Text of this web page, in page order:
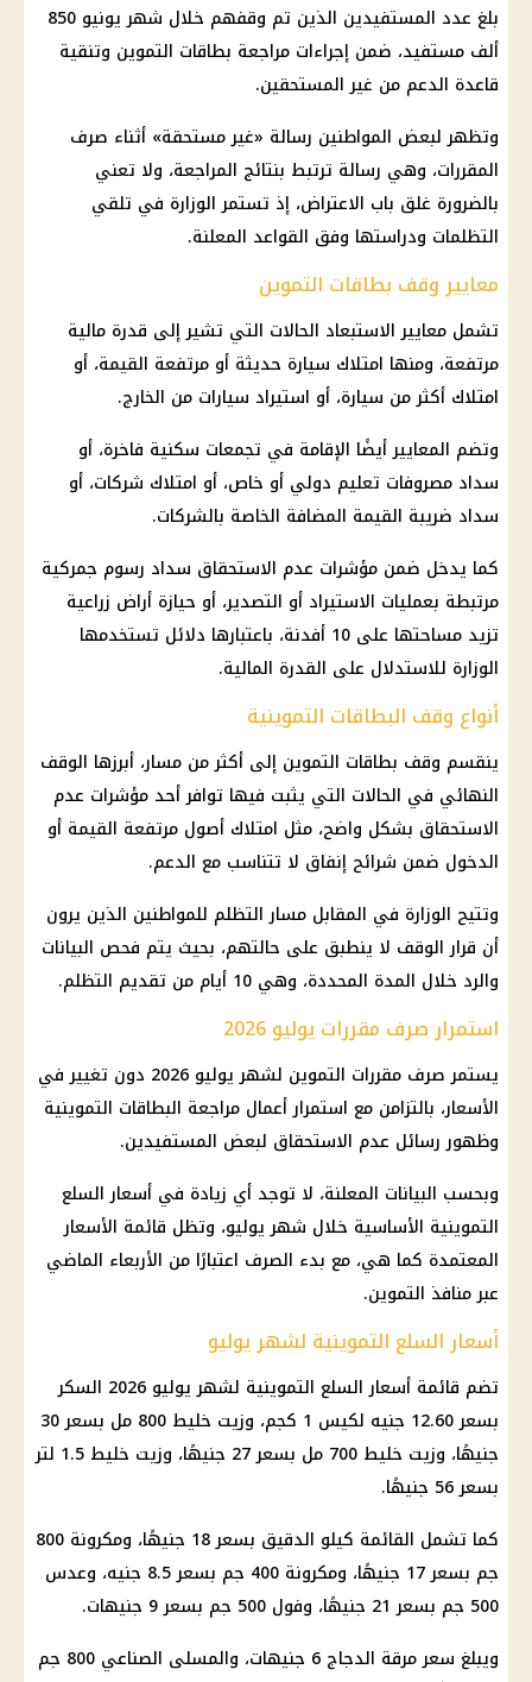
بلغ عدد المستفيدين الذين تم وقفهم خلال شهر يونيو 850
ألف مستفيد، ضمن إجراءات مراجعة بطاقات التموين وتنقية
قاعدة الدعم من غير المستحقين.
وتظهر لبعض المواطنين رسالة «غير مستحقة» أثناء صرف
المقررات، وهي رسالة ترتبط بنتائج المراجعة، ولا تعني
بالضرورة غلق باب الاعتراض، إذ تستمر الوزارة في تلقي
التظلمات ودراستها وفق القواعد المعلنة.
معايير وقف بطاقات التموين
تشمل معايير الاستبعاد الحالات التي تشير إلى قدرة مالية
مرتفعة، ومنها امتلاك سيارة حديثة أو مرتفعة القيمة، أو
امتلاك أكثر من سيارة، أو استيراد سيارات من الخارج.
وتضم المعايير أيضًا الإقامة في تجمعات سكنية فاخرة، أو
سداد مصروفات تعليم دولي أو خاص، أو امتلاك شركات، أو
سداد ضريبة القيمة المضافة الخاصة بالشركات.
كما يدخل ضمن مؤشرات عدم الاستحقاق سداد رسوم جمركية
مرتبطة بعمليات الاستيراد أو التصدير، أو حيازة أراض زراعية
تزيد مساحتها على 10 أفدنة، باعتبارها دلائل تستخدمها
الوزارة للاستدلال على القدرة المالية.
أنواع وقف البطاقات التموينية
ينقسم وقف بطاقات التموين إلى أكثر من مسار، أبرزها الوقف
النهائي في الحالات التي يثبت فيها توافر أحد مؤشرات عدم
الاستحقاق بشكل واضح، مثل امتلاك أصول مرتفعة القيمة أو
الدخول ضمن شرائح إنفاق لا تتناسب مع الدعم.
وتتيح الوزارة في المقابل مسار التظلم للمواطنين الذين يرون
أن قرار الوقف لا ينطبق على حالتهم، بحيث يتم فحص البيانات
والرد خلال المدة المحددة، وهي 10 أيام من تقديم التظلم.
استمرار صرف مقررات يوليو 2026
يستمر صرف مقررات التموين لشهر يوليو 2026 دون تغيير في
الأسعار، بالتزامن مع استمرار أعمال مراجعة البطاقات التموينية
وظهور رسائل عدم الاستحقاق لبعض المستفيدين.
وبحسب البيانات المعلنة، لا توجد أي زيادة في أسعار السلع
التموينية الأساسية خلال شهر يوليو، وتظل قائمة الأسعار
المعتمدة كما هي، مع بدء الصرف اعتبارًا من الأربعاء الماضي
عبر منافذ التموين.
أسعار السلع التموينية لشهر يوليو
تضم قائمة أسعار السلع التموينية لشهر يوليو 2026 السكر
بسعر 12.60 جنيه لكيس 1 كجم، وزيت خليط 800 مل بسعر 30
جنيهًا، وزيت خليط 700 مل بسعر 27 جنيهًا، وزيت خليط 1.5 لتر
بسعر 56 جنيهًا.
كما تشمل القائمة كيلو الدقيق بسعر 18 جنيهًا، ومكرونة 800
جم بسعر 17 جنيهًا، ومكرونة 400 جم بسعر 8.5 جنيه، وعدس
500 جم بسعر 21 جنيهًا، وفول 500 جم بسعر 9 جنيهات.
ويبلغ سعر مرقة الدجاج 6 جنيهات، والمسلى الصناعي 800 جم